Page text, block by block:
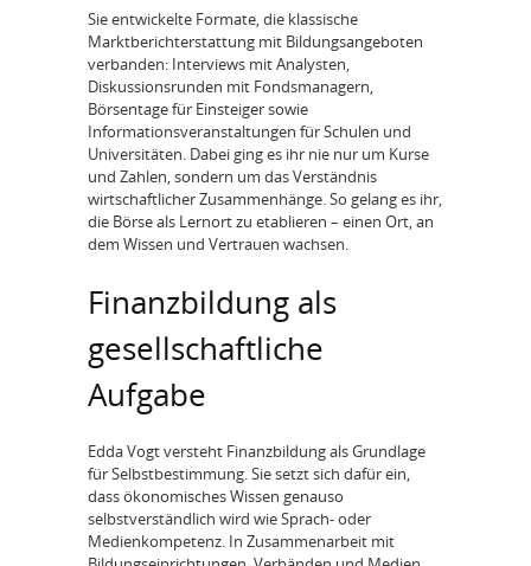
Sie entwickelte Formate, die klassische
Marktberichterstattung mit Bildungsangeboten
verbanden: Interviews mit Analysten,
Diskussionsrunden mit Fondsmanagern,
Börsentage für Einsteiger sowie
Informationsveranstaltungen für Schulen und
Universitäten. Dabei ging es ihr nie nur um Kurse
und Zahlen, sondern um das Verständnis
wirtschaftlicher Zusammenhänge. So gelang es ihr,
die Börse als Lernort zu etablieren – einen Ort, an
dem Wissen und Vertrauen wachsen.
Finanzbildung als
gesellschaftliche
Aufgabe
Edda Vogt versteht Finanzbildung als Grundlage
für Selbstbestimmung. Sie setzt sich dafür ein,
dass ökonomisches Wissen genauso
selbstverständlich wird wie Sprach- oder
Medienkompetenz. In Zusammenarbeit mit